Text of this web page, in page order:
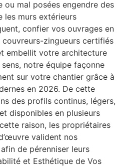
ou mal posées engendre des
les murs extérieurs
confier vos ouvrages en
couvreurs-zingueurs certifiés
embellit votre architecture
notre équipe façonne
sur votre chantier grâce à
en 2026. De cette
des profils continus, légers,
disponibles en plusieurs
raison, les propriétaires
valident nos
de pérenniser leurs
et Esthétique de Vos